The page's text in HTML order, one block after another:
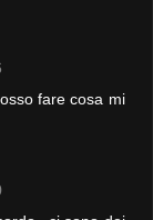
fare cosa mi